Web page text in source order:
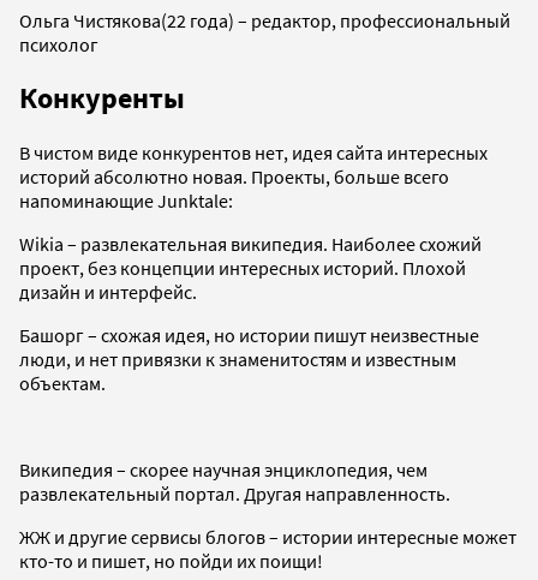
Ольга Чистякова(22 года) – редактор, профессиональный
психолог
Конкуренты
В чистом виде конкурентов нет, идея сайта интересных
историй абсолютно новая. Проекты, больше всего
напоминающие Junktale:
Wikia – развлекательная википедия. Наиболее схожий
проект, без концепции интересных историй. Плохой
дизайн и интерфейс.
Башорг – схожая идея, но истории пишут неизвестные
люди, и нет привязки к знаменитостям и известным
объектам.
Википедия – скорее научная энциклопедия, чем
развлекательный портал. Другая направленность.
ЖЖ и другие сервисы блогов – истории интересные может
кто-то и пишет, но пойди их поищи!